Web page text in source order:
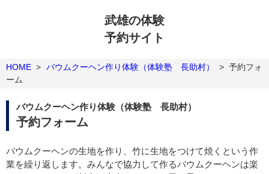
武雄の体験
予約サイト
HOME > バウムクーヘン作り体験（体験塾 長助村） > 予約フォ
ーム
バウムクーヘン作り体験（体験塾 長助村）
予約フォーム
バウムクーヘンの生地を作り、竹に生地をつけて焼くという作
業を繰り返します。みんなで協力して作るバウムクーヘンは楽